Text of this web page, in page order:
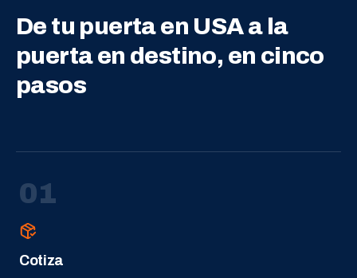
De tu puerta en USA a la
puerta en destino, en cinco
pasos
01
Cotiza